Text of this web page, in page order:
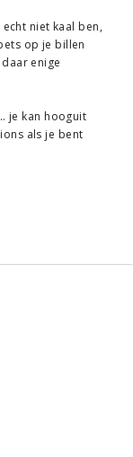
niet kaal ben,
op je billen
enige
je kan hooguit
als je bent